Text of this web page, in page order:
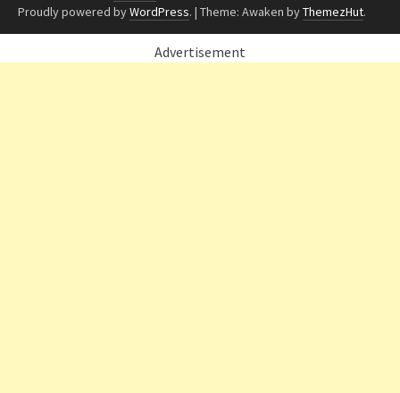
Proudly powered byWordPress. | Theme: Awaken byThemezHut.
Advertisement